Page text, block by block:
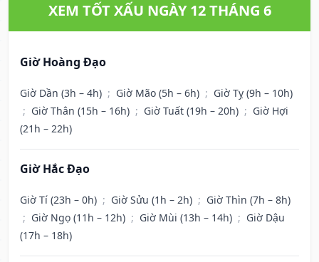
XEM TỐT XẤU NGÀY 12 THÁNG 6
Giờ Hoàng Đạo
Giờ Dần (3h – 4h) ; Giờ Mão (5h – 6h) ; Giờ Tỵ (9h – 10h)
; Giờ Thân (15h – 16h) ; Giờ Tuất (19h – 20h) ; Giờ Hợi
(21h – 22h)
Giờ Hắc Đạo
Giờ Tí (23h – 0h) ; Giờ Sửu (1h – 2h) ; Giờ Thìn (7h – 8h)
; Giờ Ngọ (11h – 12h) ; Giờ Mùi (13h – 14h) ; Giờ Dậu
(17h – 18h)